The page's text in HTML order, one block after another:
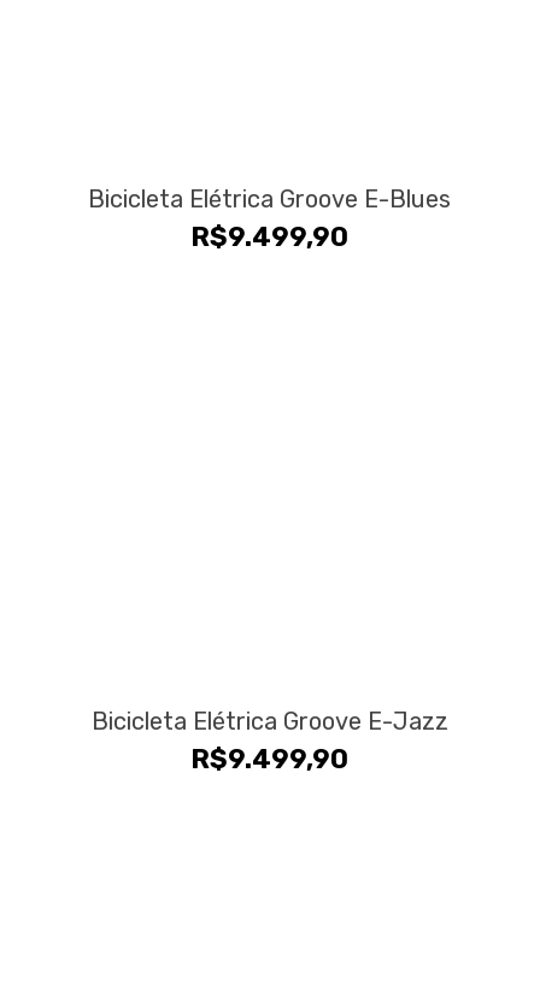
Bicicleta Elétrica Groove E-Blues
R$9.499,90
Bicicleta Elétrica Groove E-Jazz
R$9.499,90